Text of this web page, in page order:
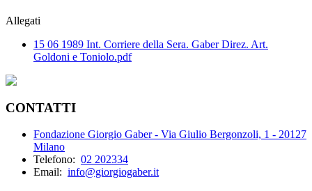
Allegati
15 06 1989 Int. Corriere della Sera. Gaber Direz. Art.
Goldoni e Toniolo.pdf
CONTATTI
Fondazione Giorgio Gaber - Via Giulio Bergonzoli, 1 - 20127
Milano
Telefono: 02 202334
Email: info@giorgiogaber.it